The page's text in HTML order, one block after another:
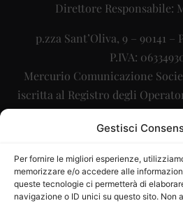
Gestisci
Per fornire le migliori esperienze,
memorizzare e/o accedere alle
queste tecnologie ci permetterà di
navigazione o ID unici su questo sito. Non
Direttore Responsabile:
p.zza Sant’Oliva, 9 – 90141 –
P.IVA:
Mercurio Comunicazione
iscritta al Registro degli
numero